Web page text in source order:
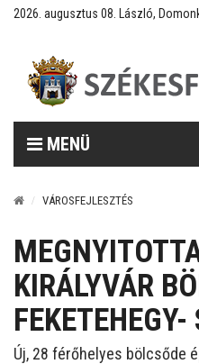
2026. augusztus 08. László,
MENÜ
VÁROSFEJLESZTÉS
KIRÁLYVÁR
Új, 28 férőhelyes bölcsőde